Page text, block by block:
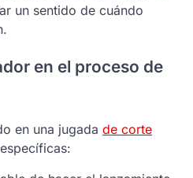
un sentido de cuándo
en el proceso de
en una jugada de corte